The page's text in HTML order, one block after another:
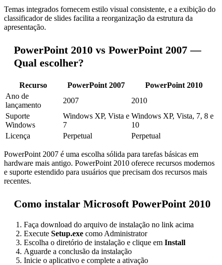
Temas integrados fornecem estilo visual consistente, e a exibição do
classificador de slides facilita a reorganização da estrutura da
apresentação.
PowerPoint 2010 vs PowerPoint 2007 —
Qual escolher?
Recurso PowerPoint 2007
PowerPoint 2010
Ano de
lançamento
2007
2010
Suporte
Windows
Windows XP, Vista e
7
Windows XP, Vista, 7, 8 e
10
Licença
Perpetual Perpetual
PowerPoint 2007 é uma escolha sólida para tarefas básicas em
hardware mais antigo. PowerPoint 2010 oferece recursos modernos
e suporte estendido para usuários que precisam dos recursos mais
recentes.
Como instalar Microsoft PowerPoint 2010
Faça download do arquivo de instalação no link acima
Execute Setup.exe como Administrator
Escolha o diretório de instalação e clique em Install
Aguarde a conclusão da instalação
Inicie o aplicativo e complete a ativação